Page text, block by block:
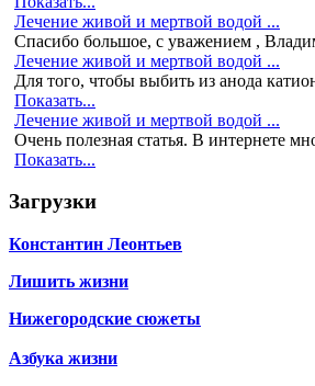
Лечение живой и мертвой водой ...
Спасибо большое, с уважением ,
Лечение живой и мертвой водой ...
Для того, чтобы выбить из анода
Показать...
Лечение живой и мертвой водой ...
Очень полезная статья. В интернете
Показать...
Загрузки
Константин Леонтьев
Лишить жизни
Нижегородские сюжеты
Азбука жизни